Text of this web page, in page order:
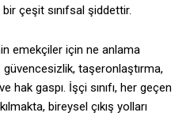
çeşit sınıfsal şiddettir.
emekçiler için ne anlama
taşeronlaştırma,
gaspı. İşçi sınıfı, her geçen
bireysel çıkış yolları